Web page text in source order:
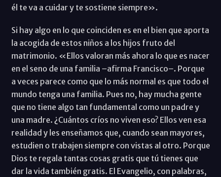
él te va a cuidar y te sostiene siempre».
Si hay algo en lo que coinciden es en el bien que aporta
la acogida de estos niños a los hijos fruto del
matrimonio. «Ellos valoran más ahora lo que es nacer
en el seno de una familia –afirma Francisco–. Porque
a veces parece como que lo más normal es que todo el
mundo tenga una familia. Pues no, hay mucha gente
que no tiene algo tan fundamental como un padre y
una madre. ¿Cuántos críos no viven eso? Ellos ven esa
realidad y les enseñamos que, cuando sean mayores,
estudien o trabajen siempre con vistas al otro. Porque
Dios te regala tantas cosas gratis que tú tienes que
dar la vida también gratis. El Evangelio, con palabras,